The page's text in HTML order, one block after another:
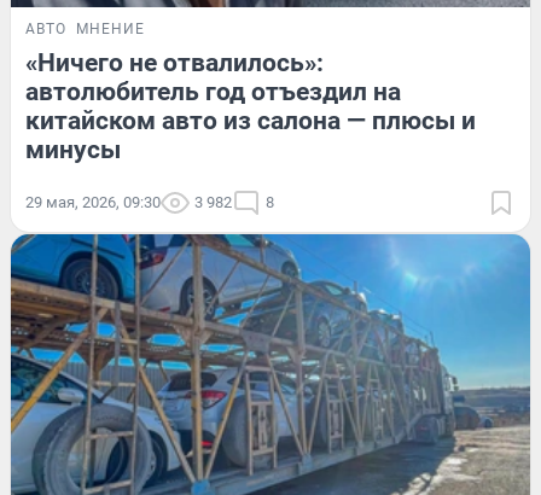
АВТО МНЕНИЕ
«Ничего не отвалилось»:
автолюбитель год отъездил на
китайском авто из салона — плюсы и
минусы
29 мая, 2026, 09:30 3 982 8